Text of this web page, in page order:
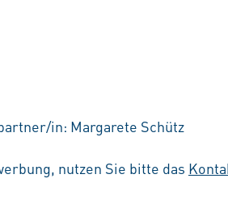
in: Margarete Schütz
nutzen Sie bitte das